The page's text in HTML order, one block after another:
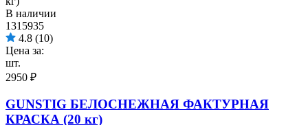
В наличии
1315935
4.8 (10)
Цена за:
шт.
2950 ₽
GUNSTIG БЕЛОСНЕЖНАЯ ФАКТУРНАЯ
КРАСКА (20 кг)